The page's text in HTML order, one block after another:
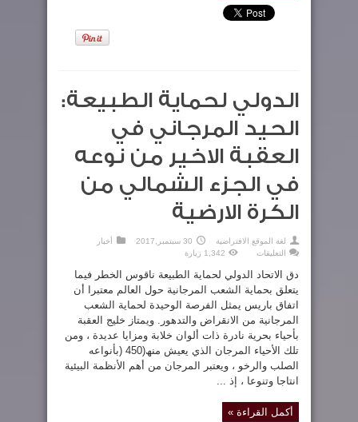
الدولي لحماية الطبيعة:
الحيد المرجاني في
العقبة الاخير من نوعه
في الجزء الشمالي من
الكرة الارضية
لغة الموقع الافتراضية 30 سبتمبر,2017
أخبار
التعليقات
لحماية
الطبيعة:
الحيد
المرجاني
في
العقبة
الاخير
من
نوعه
في
الشمالي
من
الكرة
مغلقة
1,342 زيارة
دق الاتحاد الدولي لحماية الطبيعة ناقوس الخطر فيما
يتعلق بحماية الشعب المرجانية حول العالم معتبرا أن
اتفاق باريس يمثل الفرصة الوحيدة لحماية الشعب
المرجانية من الانقراض والتدهور. ویمتاز خلیج العقبة
بأحیاء بحریة نادرة ذات ألوان خلابة ومزایا عدیدة ، ومن
تلك الأحیاء المرجان الذي یعیش منھ(450 (بأنواعه
الصلب والرخو ، ویعتبر المرجان من أھم الأنظمة البیئیة
انتاجا وتنوعا ، إذ ...
أكمل القراءة »